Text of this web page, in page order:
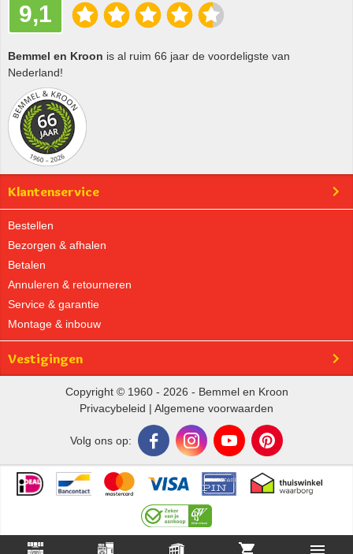
9,1
Bemmel en Kroon is al ruim 66 jaar de voordeligste van
Nederland!
Klantenservice
Bestellen
Bezorgen & afhalen
Betalen
Annuleren & retourneren
Service & garantie
Montage & inbouw
Vestigingen
Copyright © 1960 - 2026 - Bemmel en Kroon
Privacybeleid | Algemene voorwaarden
Volg ons op: